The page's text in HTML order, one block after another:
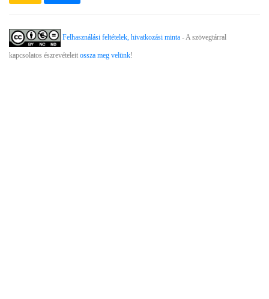
Felhasználási feltételek, hivatkozási minta- A szövegtárral
kapcsolatos észrevételeit ossza meg velünk!